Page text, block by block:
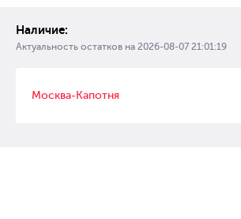
Наличие:
Актуальность остатков на 2026-08-07 21:01:19
Москва-Капотня